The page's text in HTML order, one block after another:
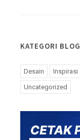
KATEGORI BLOG
Desain Inspirasi
Uncategorized